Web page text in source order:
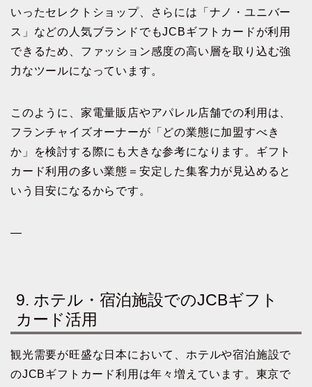
いったセレクトショップ、さらには「ナノ・ユニバー
ス」などの人気ブランドでもJCBギフトカードが利用
できるため、ファッション感度の高い層を取り込む強
力なツールになっています。
このように、家電量販店やアパレル店舗での利用は、
フランチャイズオーナーが「どの業態に加盟すべき
か」を検討する際にも大きな参考になります。ギフト
カード利用の多い業態＝安定した集客力が見込めると
いう目安になるからです。
—
9. ホテル・宿泊施設でのJCBギフト
カード活用
観光需要が旺盛な日本において、ホテルや宿泊施設で
のJCBギフトカード利用は年々増えています。東京で